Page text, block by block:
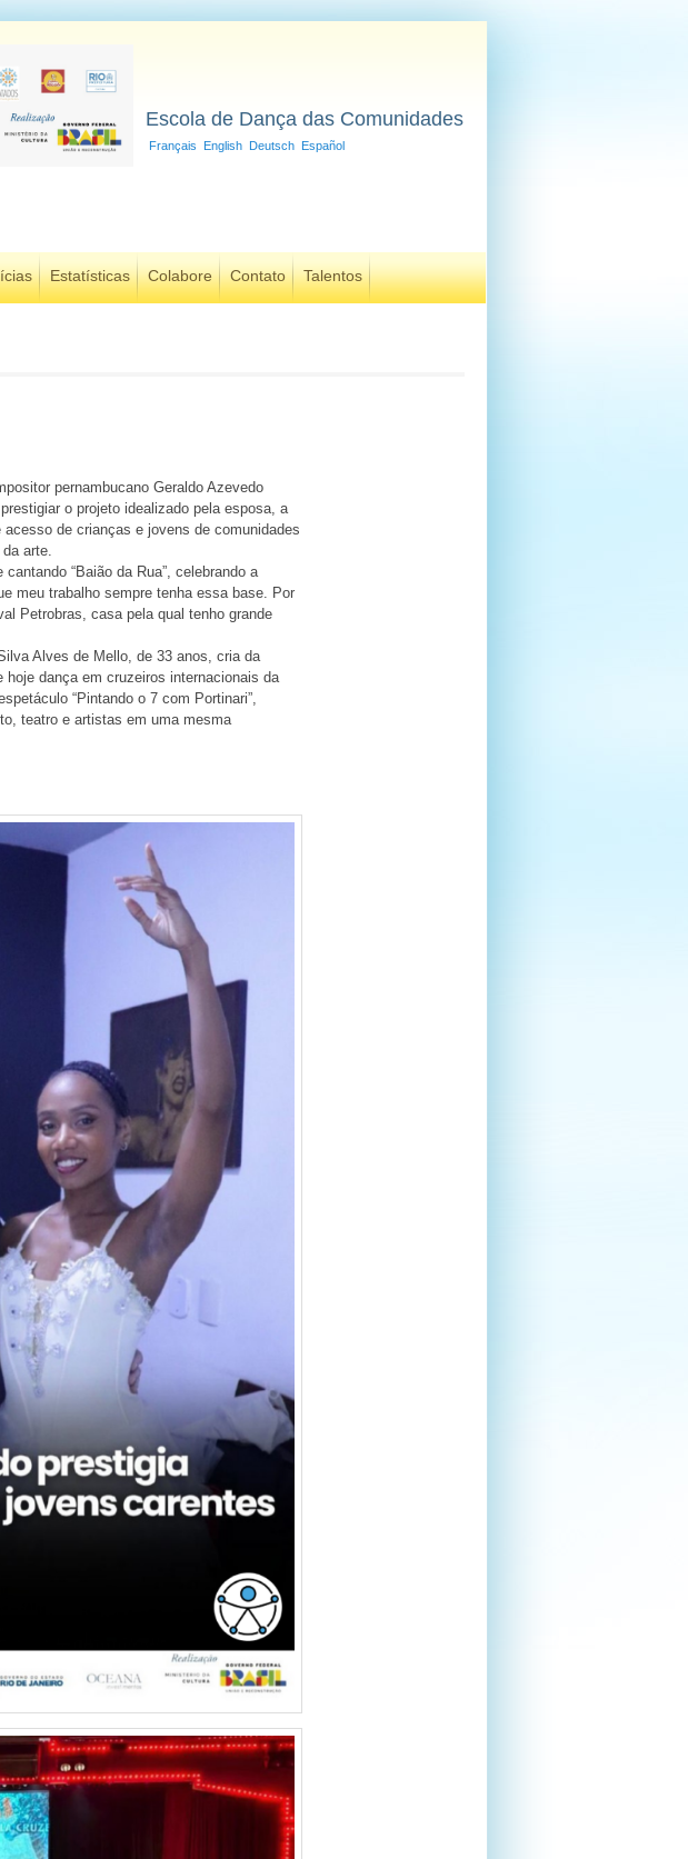
Escola de Dança das Comunidades
Français English Deutsch Español
Estatísticas Colabore Contato Talentos
pernambucano Geraldo Azevedo
o projeto idealizado pela esposa, a
acesso de crianças e jovens de comunidades
arte.
“Baião da Rua”, celebrando a
meu trabalho sempre tenha essa base. Por
Petrobras, casa pela qual tenho grande
Alves de Mello, de 33 anos, cria da
dança em cruzeiros internacionais da
“Pintando o 7 com Portinari”,
teatro e artistas em uma mesma